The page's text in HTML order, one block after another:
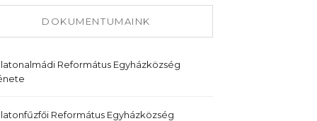
DOKUMENTUMAINK
Református Egyházközség
Református Egyházközség